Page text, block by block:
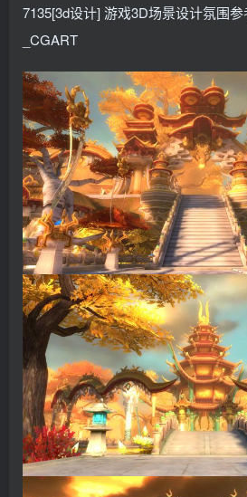
7135[3d设计] 游戏3D场景设计氛围参
_CGART
社交账号登录
QQ登录